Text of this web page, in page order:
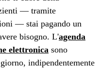
— tramite
— stai pagando un
bisogno. L'agenda
elettronica sono
indipendentemente